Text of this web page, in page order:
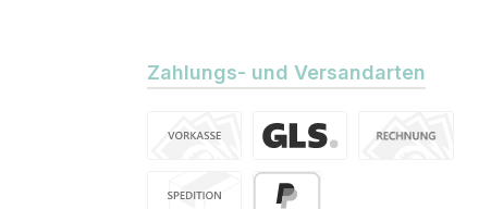
Zahlungs- und Versandarten
Standard